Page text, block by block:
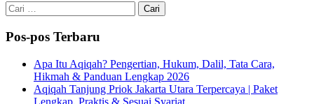
Cari
untuk:
Pos-pos Terbaru
Apa Itu Aqiqah? Pengertian, Hukum, Dalil, Tata Cara,
Hikmah & Panduan Lengkap 2026
Aqiqah Tanjung Priok Jakarta Utara Terpercaya | Paket
Lengkap, Praktis & Sesuai Syariat